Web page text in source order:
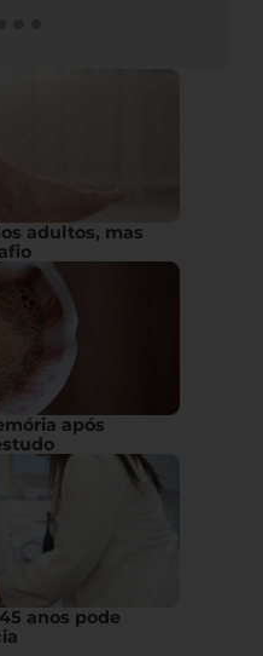
adultos, mas
após
anos pode